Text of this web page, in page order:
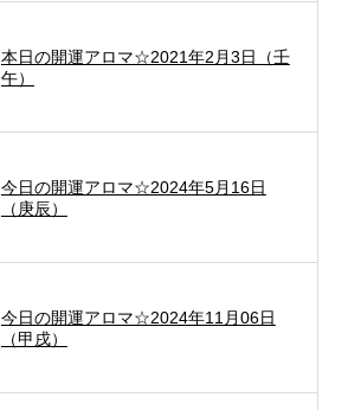
本日の開運アロマ☆2021年2月3日（壬
午）
今日の開運アロマ☆2024年5月16日
（庚辰）
今日の開運アロマ☆2024年11月06日
（甲戌）